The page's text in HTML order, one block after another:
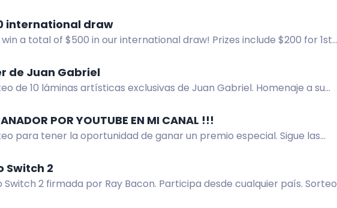
international draw
a total of $500 in our international draw! Prizes include $200 for 1st
de Juan Gabriel
de 10 láminas artísticas exclusivas de Juan Gabriel. Homenaje a su
POR YOUTUBE EN MI CANAL !!!
para tener la oportunidad de ganar un premio especial. Sigue las
Switch 2
Switch 2 firmada por Ray Bacon. Participa desde cualquier país. Sorteo